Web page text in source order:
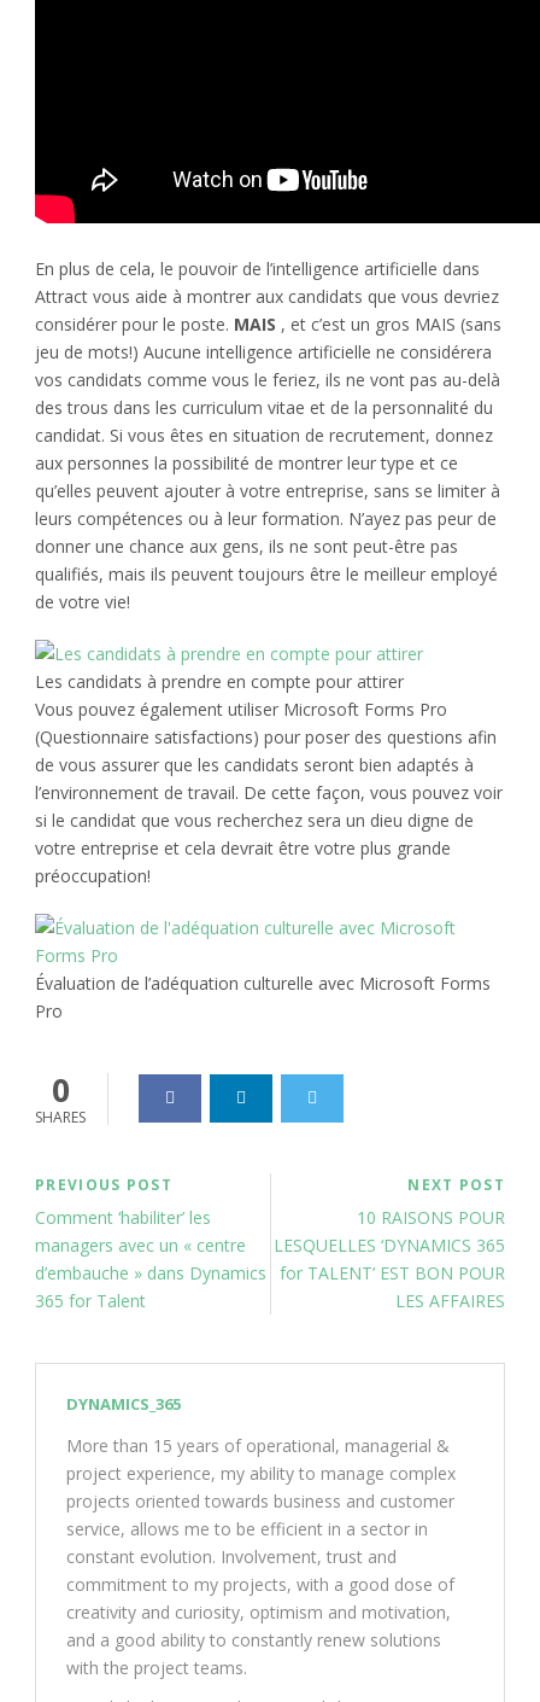
En plus de cela, le pouvoir de l’intelligence artificielle dans
Attract vous aide à montrer aux candidats que vous devriez
considérer pour le poste. MAIS , et c’est un gros MAIS (sans
jeu de mots!) Aucune intelligence artificielle ne considérera
vos candidats comme vous le feriez, ils ne vont pas au-delà
des trous dans les curriculum vitae et de la personnalité du
candidat. Si vous êtes en situation de recrutement, donnez
aux personnes la possibilité de montrer leur type et ce
qu’elles peuvent ajouter à votre entreprise, sans se limiter à
leurs compétences ou à leur formation. N’ayez pas peur de
donner une chance aux gens, ils ne sont peut-être pas
qualifiés, mais ils peuvent toujours être le meilleur employé
de votre vie!
Les candidats à prendre en compte pour attirer
Vous pouvez également utiliser Microsoft Forms Pro
(Questionnaire satisfactions) pour poser des questions afin
de vous assurer que les candidats seront bien adaptés à
l’environnement de travail. De cette façon, vous pouvez voir
si le candidat que vous recherchez sera un dieu digne de
votre entreprise et cela devrait être votre plus grande
préoccupation!
Évaluation de l’adéquation culturelle avec Microsoft Forms
Pro
0
SHARES
PREVIOUS POST
Comment ‘habiliter’ les
managers avec un « centre
d’embauche » dans Dynamics
365 for Talent
NEXT POST
10 RAISONS POUR
LESQUELLES ‘DYNAMICS 365
for TALENT’ EST BON POUR
LES AFFAIRES
DYNAMICS_365
More than 15 years of operational, managerial &
project experience, my ability to manage complex
projects oriented towards business and customer
service, allows me to be efficient in a sector in
constant evolution. Involvement, trust and
commitment to my projects, with a good dose of
creativity and curiosity, optimism and motivation,
and a good ability to constantly renew solutions
with the project teams.